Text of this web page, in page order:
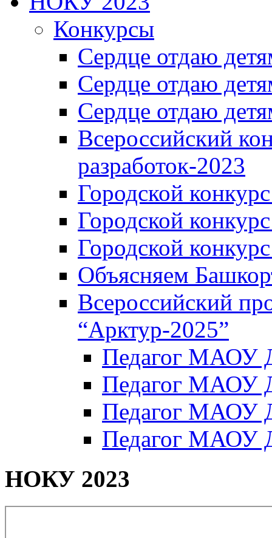
Конкурсы
Сердце отдаю
Сердце отдаю
Сердце отдаю
Всероссийский
разработок-2023
Городской
Городской
Городской
Объясняем
Всероссийский
“Арктур-2025”
Педагог МАОУ
Педагог МАОУ
Педагог МАОУ
Педагог МАОУ
НОКУ 2023